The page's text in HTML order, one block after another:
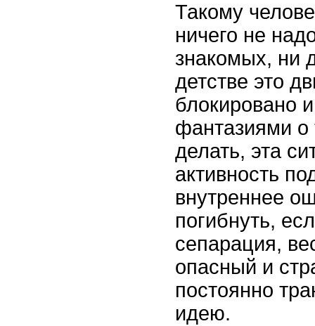
Такому
ничего не
знакомых, ни
детстве это
блокировано
фантазиями о
делать, эта
активность
внутреннее
погибнуть,
сепарация,
опасный и
постоянно
идею.